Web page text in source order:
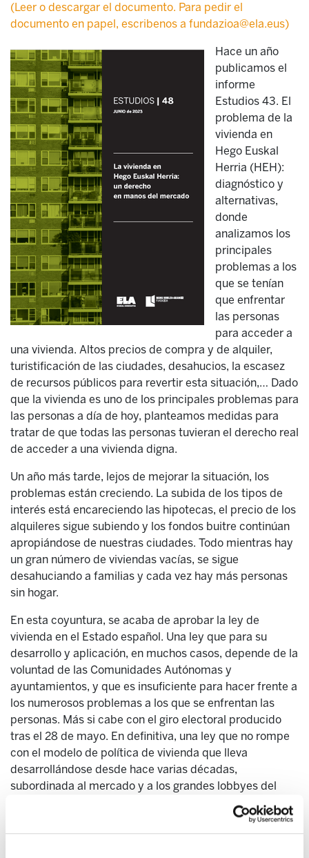
(Leer o descargar el documento. Para pedir el
documento en papel, escribenos a fundazioa@ela.eus)
Hace un año
publicamos el
informe
Estudios 43. El
problema de la
vivienda en
Hego Euskal
Herria (HEH):
diagnóstico y
alternativas,
donde
analizamos los
principales
problemas a los
que se tenían
que enfrentar
las personas
para acceder a
una vivienda. Altos precios de compra y de alquiler,
turistificación de las ciudades, desahucios, la escasez
de recursos públicos para revertir esta situación,… Dado
que la vivienda es uno de los principales problemas para
las personas a día de hoy, planteamos medidas para
tratar de que todas las personas tuvieran el derecho real
de acceder a una vivienda digna.
Un año más tarde, lejos de mejorar la situación, los
problemas están creciendo. La subida de los tipos de
interés está encareciendo las hipotecas, el precio de los
alquileres sigue subiendo y los fondos buitre continúan
apropiándose de nuestras ciudades. Todo mientras hay
un gran número de viviendas vacías, se sigue
desahuciando a familias y cada vez hay más personas
sin hogar.
En esta coyuntura, se acaba de aprobar la ley de
vivienda en el Estado español. Una ley que para su
desarrollo y aplicación, en muchos casos, depende de la
voluntad de las Comunidades Autónomas y
ayuntamientos, y que es insuficiente para hacer frente a
los numerosos problemas a los que se enfrentan las
personas. Más si cabe con el giro electoral producido
tras el 28 de mayo. En definitiva, una ley que no rompe
con el modelo de política de vivienda que lleva
desarrollándose desde hace varias décadas,
subordinada al mercado y a los grandes lobbyes del
sector inmobiliario, la construcción y del sistema